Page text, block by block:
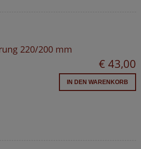
220/200 mm
€ 43,00
IN DEN WARENKORB